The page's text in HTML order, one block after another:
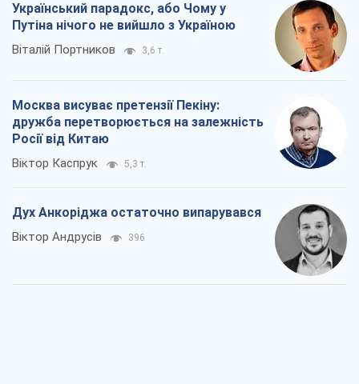
Український парадокс, або Чому у
Путіна нічого не вийшло з Україною
Віталій Портников 3,6 т.
Москва висуває претензії Пекіну:
дружба перетворюється на залежність
Росії від Китаю
Віктор Каспрук 5,3 т.
Дух Анкоріджа остаточно випарувався
Віктор Андрусів 396